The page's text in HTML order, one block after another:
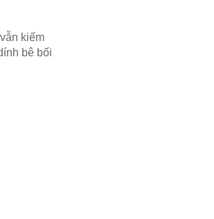
kiếm
bê bối